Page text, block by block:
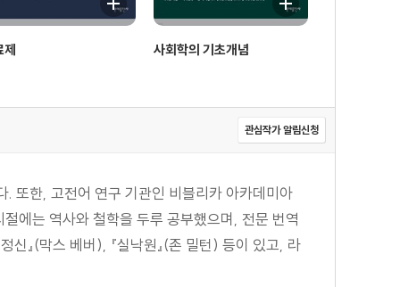
사회학의 기초개념
관심작가 알림신청
또한, 고전어 연구 기관인 비블리카 아카데미아
에는 역사와 철학을 두루 공부했으며, 전문 번역
』(막스 베버), 『실낙원』(존 밀턴) 등이 있고, 라